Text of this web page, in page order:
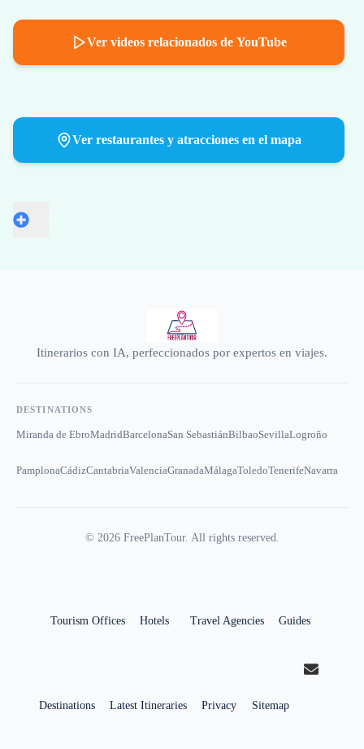
Ver videos relacionados de YouTube
Ver restaurantes y atracciones en el mapa
Itinerarios con IA, perfeccionados por expertos en viajes.
DESTINATIONS
Miranda de EbroMadridBarcelonaSan SebastiánBilbaoSevillaLogroño
PamplonaCádizCantabriaValenciaGranadaMálagaToledoTenerifeNavarra
© 2026FreePlanTour. All rights reserved.
Tourism Offices Hotels Travel Agencies Guides
Destinations Latest Itineraries Privacy Sitemap